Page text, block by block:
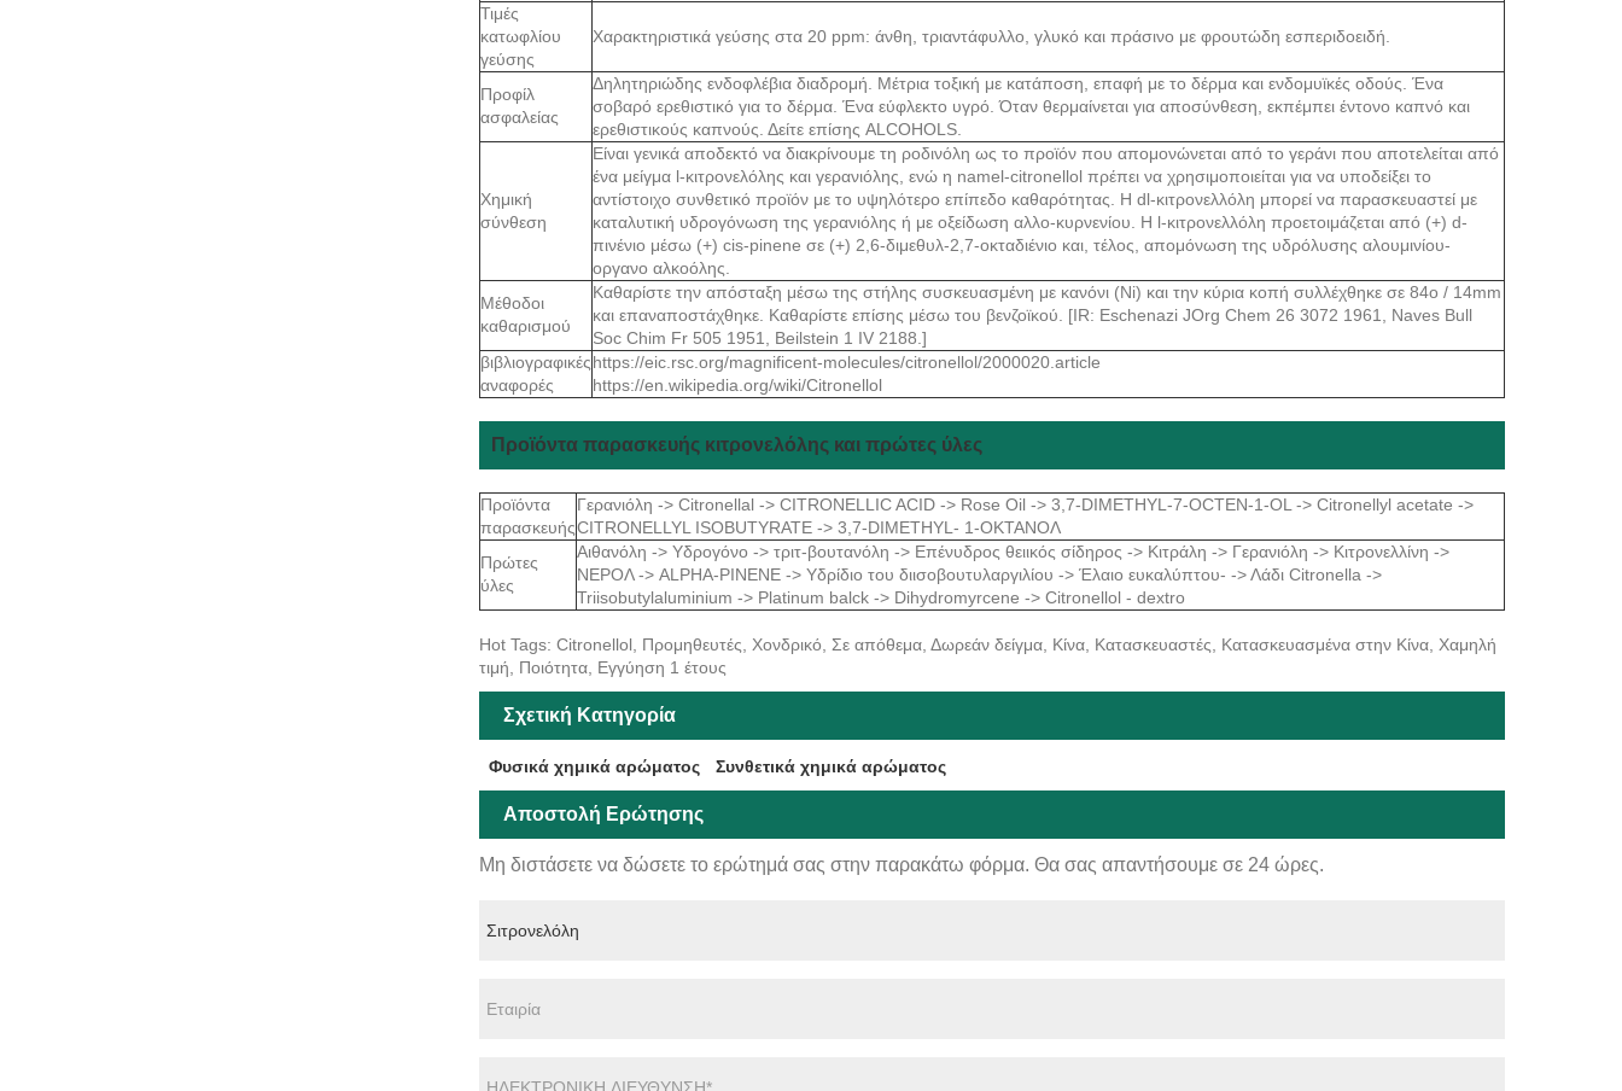
Τιμές
κατωφλίου
γεύσης
Χαρακτηριστικά γεύσης στα 20 ppm: άνθη, τριαντάφυλλο, γλυκό και πράσινο με φρουτώδη εσπεριδοειδή.
Προφίλ
ασφαλείας
Δηλητηριώδης ενδοφλέβια διαδρομή. Μέτρια τοξική με κατάποση, επαφή με το δέρμα και ενδομυϊκές οδούς. Ένα
σοβαρό ερεθιστικό για το δέρμα. Ένα εύφλεκτο υγρό. Όταν θερμαίνεται για αποσύνθεση, εκπέμπει έντονο καπνό και
ερεθιστικούς καπνούς. Δείτε επίσης ALCOHOLS.
Χημική
σύνθεση
Είναι γενικά αποδεκτό να διακρίνουμε τη ροδινόλη ως το προϊόν που απομονώνεται από το γεράνι που αποτελείται από
ένα μείγμα l-κιτρονελόλης και γερανιόλης, ενώ η namel-citronellol πρέπει να χρησιμοποιείται για να υποδείξει το
αντίστοιχο συνθετικό προϊόν με το υψηλότερο επίπεδο καθαρότητας. Η dl-κιτρονελλόλη μπορεί να παρασκευαστεί με
καταλυτική υδρογόνωση της γερανιόλης ή με οξείδωση αλλο-κυρνενίου. Η l-κιτρονελλόλη προετοιμάζεται από (+) d-
πινένιο μέσω (+) cis-pinene σε (+) 2,6-διμεθυλ-2,7-οκταδιένιο και, τέλος, απομόνωση της υδρόλυσης αλουμινίου-
οργανο αλκοόλης.
Μέθοδοι
καθαρισμού
Καθαρίστε την απόσταξη μέσω της στήλης συσκευασμένη με κανόνι (Ni) και την κύρια κοπή συλλέχθηκε σε 84o / 14mm
και επαναποστάχθηκε. Καθαρίστε επίσης μέσω του βενζοϊκού. [IR: Eschenazi JOrg Chem 26 3072 1961, Naves Bull
Soc Chim Fr 505 1951, Beilstein 1 IV 2188.]
βιβλιογραφικές
αναφορές
https://eic.rsc.org/magnificent-molecules/citronellol/2000020.article
https://en.wikipedia.org/wiki/Citronellol
Προϊόντα παρασκευής κιτρονελόλης και πρώτες ύλες
Προϊόντα
παρασκευής
Γερανιόλη -> Citronellal -> CITRONELLIC ACID -> Rose Oil -> 3,7-DIMETHYL-7-OCTEN-1-OL -> Citronellyl acetate ->
CITRONELLYL ISOBUTYRATE -> 3,7-DIMETHYL- 1-ΟΚΤΑΝΟΛ
Πρώτες
ύλες
Αιθανόλη -> Υδρογόνο -> τριτ-βουτανόλη -> Επένυδρος θειικός σίδηρος -> Κιτράλη -> Γερανιόλη -> Κιτρονελλίνη ->
ΝΕΡΟΛ -> ALPHA-PINENE -> Υδρίδιο του διισοβουτυλαργιλίου -> Έλαιο ευκαλύπτου- -> Λάδι Citronella ->
Triisobutylaluminium -> Platinum balck -> Dihydromyrcene -> Citronellol - dextro
Hot Tags: Citronellol, Προμηθευτές, Χονδρικό, Σε απόθεμα, Δωρεάν δείγμα, Κίνα, Κατασκευαστές, Κατασκευασμένα στην Κίνα, Χαμηλή
τιμή, Ποιότητα, Εγγύηση 1 έτους
Σχετική Κατηγορία
Φυσικά χημικά αρώματος Συνθετικά χημικά αρώματος
Αποστολή Ερώτησης
Μη διστάσετε να δώσετε το ερώτημά σας στην παρακάτω φόρμα. Θα σας απαντήσουμε σε 24 ώρες.